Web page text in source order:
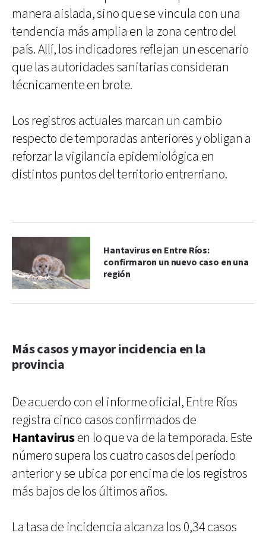
manera aislada, sino que se vincula con una
tendencia más amplia en la zona centro del
país. Allí, los indicadores reflejan un escenario
que las autoridades sanitarias consideran
técnicamente en brote.
Los registros actuales marcan un cambio
respecto de temporadas anteriores y obligan a
reforzar la vigilancia epidemiológica en
distintos puntos del territorio entrerriano.
Hantavirus en Entre Ríos:
confirmaron un nuevo caso en una
región
Más casos y mayor incidencia en la
provincia
De acuerdo con el informe oficial, Entre Ríos
registra cinco casos confirmados de
Hantavirusen lo que va de la temporada. Este
número supera los cuatro casos del período
anterior y se ubica por encima de los registros
más bajos de los últimos años.
La tasa de incidencia alcanza los 0,34 casos